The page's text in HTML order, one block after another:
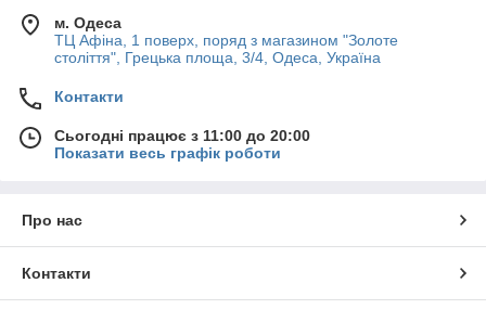
м. Одеса
ТЦ Афіна, 1 поверх, поряд з магазином "Золоте
століття", Грецька площа, 3/4, Одеса, Україна
Контакти
Сьогодні працює з 11:00 до 20:00
Показати весь графік роботи
Про нас
Контакти